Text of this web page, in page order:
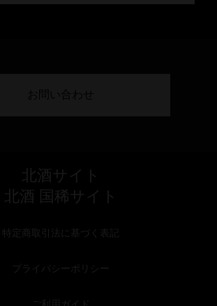
北酒サイト
北酒 国稀サイト
特定商取引法に基づく表記
プライバシーポリシー